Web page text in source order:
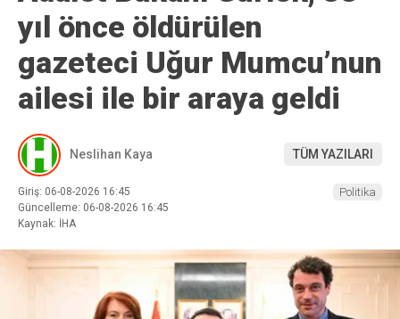
yıl önce öldürülen
gazeteci Uğur Mumcu’nun
ailesi ile bir araya geldi
Neslihan Kaya TÜM YAZILARI
Giriş: 06-08-2026 16:45
Güncelleme: 06-08-2026 16:45
Kaynak: İHA
Politika